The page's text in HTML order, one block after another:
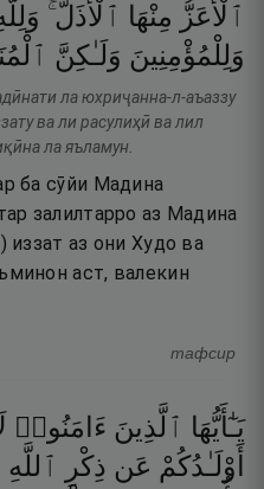
ٱلْأَعَزُّ مِنْهَا ٱلْأَذَلَّ ۚ
وَلِلْمُؤْمِنِينَ وَلَـٰكِنَّ
ла юхриҷанна-л-аъаззу
ва ли расулиҳӣ ва лил
ла яъламун.
ба сӯйи Мадина
залилтарро аз Мадина
иззат аз они Худо ва
аст, валекин
тафсир
يَـٰٓأَيُّهَا ٱلَّذِينَ ءَامَنُوا۟
أَوْلَـٰدُكُمْ عَن ذِكْرِ